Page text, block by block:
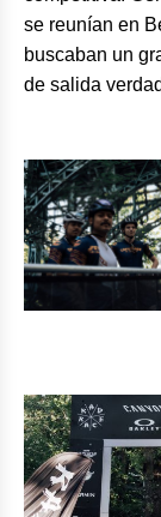
se reunían en
buscaban un
de salida